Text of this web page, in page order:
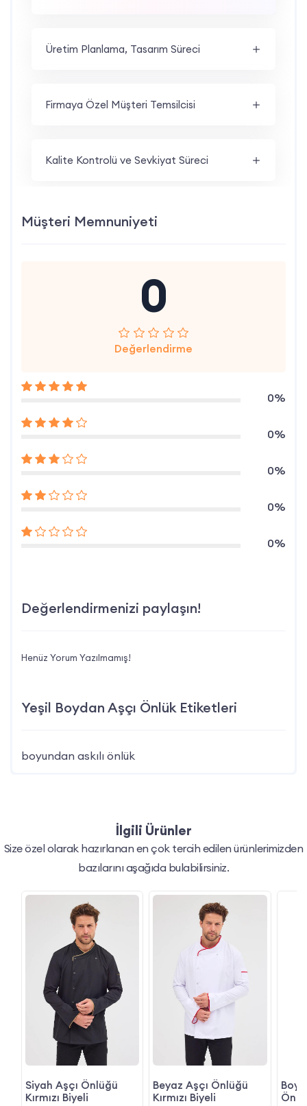
Üretim Planlama, Tasarım Süreci
Firmaya Özel Müşteri Temsilcisi
Kalite Kontrolü ve Sevkiyat Süreci
Müşteri Memnuniyeti
0
Değerlendirme
0%
0%
0%
0%
0%
Değerlendirmenizi paylaşın!
Henüz Yorum Yazılmamış!
Yeşil Boydan Aşçı Önlük Etiketleri
boyundan askılı önlük
İlgili Ürünler
Size özel olarak hazırlanan en çok tercih edilen ürünlerimizden
bazılarını aşağıda bulabilirsiniz.
Siyah Aşçı Önlüğü
Kırmızı Biyeli
Beyaz Aşçı Önlüğü
Kırmızı Biyeli